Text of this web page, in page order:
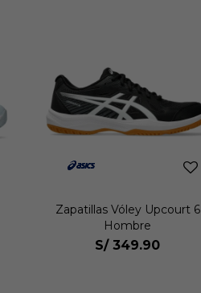
Zapatillas Vóley Upcourt 6
Hombre
S/ 349.90